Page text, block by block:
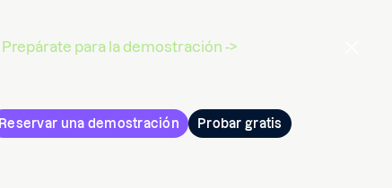
Prepárate para la demostración ->
Reservar una demostración Probar gratis